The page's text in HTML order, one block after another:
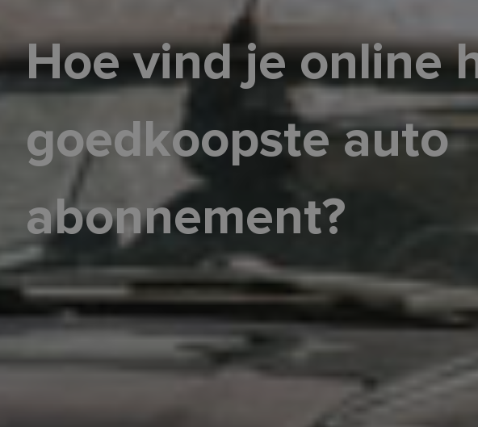
Hoe vind je online
goedkoopste auto
abonnement?